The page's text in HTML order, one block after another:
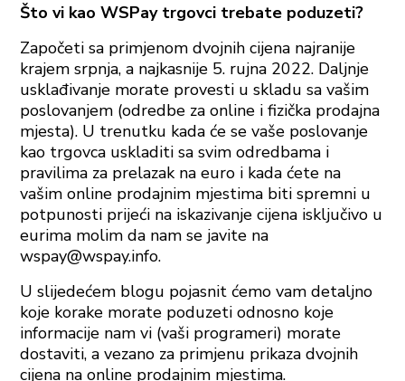
Što vi kao WSPay trgovci trebate poduzeti?
Započeti sa primjenom dvojnih cijena najranije
krajem srpnja, a najkasnije 5. rujna 2022. Daljnje
usklađivanje morate provesti u skladu sa vašim
poslovanjem (odredbe za online i fizička prodajna
mjesta). U trenutku kada će se vaše poslovanje
kao trgovca uskladiti sa svim odredbama i
pravilima za prelazak na euro i kada ćete na
vašim online prodajnim mjestima biti spremni u
potpunosti prijeći na iskazivanje cijena isključivo u
eurima molim da nam se javite na
wspay@wspay.info.
U slijedećem blogu pojasnit ćemo vam detaljno
koje korake morate poduzeti odnosno koje
informacije nam vi (vaši programeri) morate
dostaviti, a vezano za primjenu prikaza dvojnih
cijena na online prodajnim mjestima.